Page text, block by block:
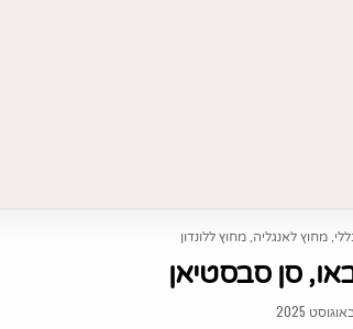
,מחוץ לאנגליה ,מחוץ ללונדון
סן סבסטיאן